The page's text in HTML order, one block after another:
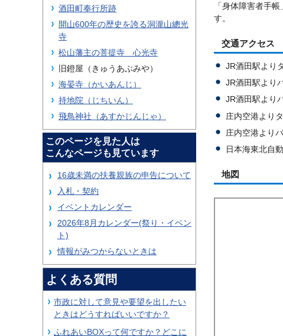
「身体障害者手
す。
交通アクセス
JR酒田駅より
JR酒田駅より
JR酒田駅より
庄内空港より
庄内空港より
日本海東北自
地図
酒田町奉行所跡
開山600年の歴史を誇る洞瀧山總光
寺
松山藩主の菩提寺 心光寺
旧鐙屋（きゅうあぶみや）
海晏寺（かいあんじ）
持地院（じちいん）
飛鳥神社（あすかじんじゃ）
このページを見た人は
こんなページも見ています
16歳未満の扶養親族の申告について
入札・契約
イベントカレンダー
2026年8月カレンダー(祭り・イベン
ト)
情報がみつからないときは
よくある質問
市政に対して意見や要望を出したい
ときはどうすればいいですか？
ふれあいBOXって何ですか？どこに